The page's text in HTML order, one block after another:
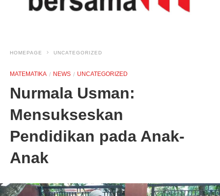
HOMEPAGE UNCATEGORIZED
MATEMATIKA NEWS UNCATEGORIZED
Nurmala Usman:
Mensukseskan
Pendidikan pada Anak-
Anak